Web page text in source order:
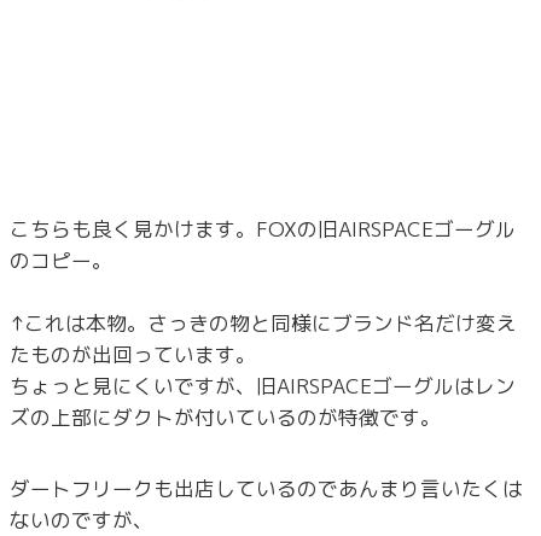
こちらも良く見かけます。FOXの旧AIRSPACEゴーグル
のコピー。
↑これは本物。さっきの物と同様にブランド名だけ変え
たものが出回っています。
ちょっと見にくいですが、旧AIRSPACEゴーグルはレン
ズの上部にダクトが付いているのが特徴です。
ダートフリークも出店しているのであんまり言いたくは
ないのですが、